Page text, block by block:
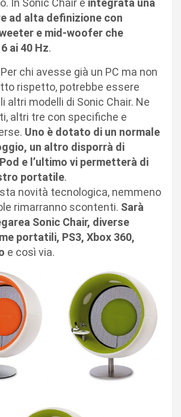
In Sonic Chair è integrata una
ad alta definizione con
e mid-woofer che
ai 40 Hz.
chi avesse già un PC ma non
rispetto, potrebbe essere
altri modelli di Sonic Chair. Ne
altri tre con specifiche e
Uno è dotato di un normale
un altro disporrà di
e l’ultimo vi permetterà di
portatile.
novità tecnologica, nemmeno
rimarranno scontenti. Sarà
Sonic Chair, diverse
portatili, PS3, Xbox 360,
e così via.